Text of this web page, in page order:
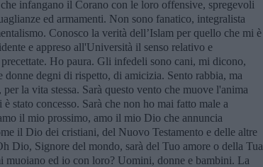
infangano il Corano con le loro offensive, spregevoli
ed armamenti. Non sono fanatico, integralista
Conosco la verità dell’Islam per quello che mi è
e appreso all'Università il senso relativo e
Ho paura. Gli infedeli sono cani, mi dicono,
degni di rispetto, di amicizia. Sento rabbia, ma
la vita stessa. Sarà questo vento che muove l'anima
stato concesso. Sarà che non ho mai fatto male a
il mio prossimo, amo il mio Dio che annuncia
il Dio dei cristiani, del Nuovo Testamento e delle altre
Dio, Signore del mondo, sarà del Tuo amore o della Tua
muoiano ed io con loro? Uomini, donne e bambini. La